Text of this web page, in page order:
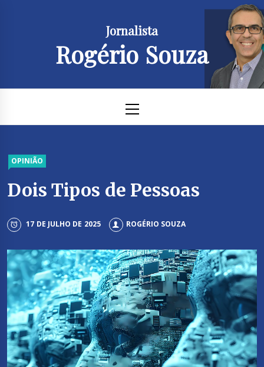
Jornalista
Rogério Souza
Menu
OPINIÃO
Dois Tipos de Pessoas
17 DE JULHO DE 2025 ROGÉRIO SOUZA